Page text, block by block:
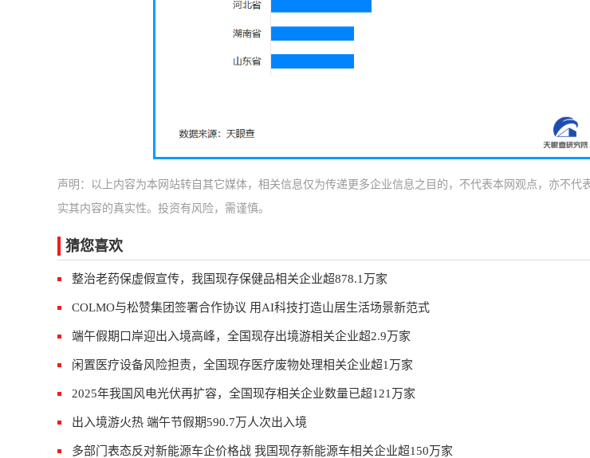
声明：以上内容为本网站转自其它媒体，相关信息仅为传递更多企业信息之目的，不代表本网观点，亦不代
实其内容的真实性。投资有风险，需谨慎。
猜您喜欢
整治老药保虚假宣传，我国现存保健品相关企业超878.1万家
COLMO与松赞集团签署合作协议 用AI科技打造山居生活场景新范式
端午假期口岸迎出入境高峰，全国现存出境游相关企业超2.9万家
闲置医疗设备风险担责，全国现存医疗废物处理相关企业超1万家
2025年我国风电光伏再扩容，全国现存相关企业数量已超121万家
出入境游火热 端午节假期590.7万人次出入境
多部门表态反对新能源车企价格战 我国现存新能源车相关企业超150万家